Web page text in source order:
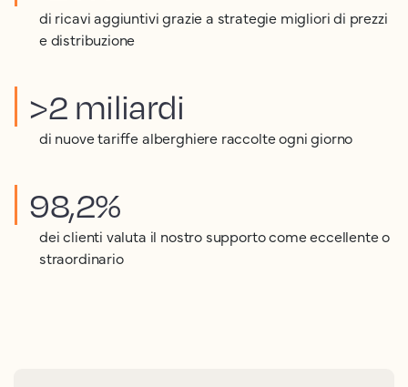
di ricavi aggiuntivi grazie a strategie migliori di prezzi
e distribuzione
>2 miliardi
di nuove tariffe alberghiere raccolte ogni giorno
98,2%
dei clienti valuta il nostro supporto come eccellente o
straordinario